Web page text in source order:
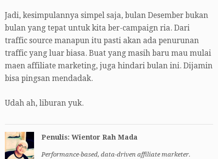
Jadi, kesimpulannya simpel saja, bulan Desember bukan
bulan yang tepat untuk kita ber-campaign ria. Dari
traffic source manapun itu pasti akan ada penurunan
traffic yang luar biasa. Buat yang masih baru mau mulai
maen affiliate marketing, juga hindari bulan ini. Dijamin
bisa pingsan mendadak.
Udah ah, liburan yuk.
Penulis: Wientor Rah Mada
Performance-based, data-driven affiliate marketer.